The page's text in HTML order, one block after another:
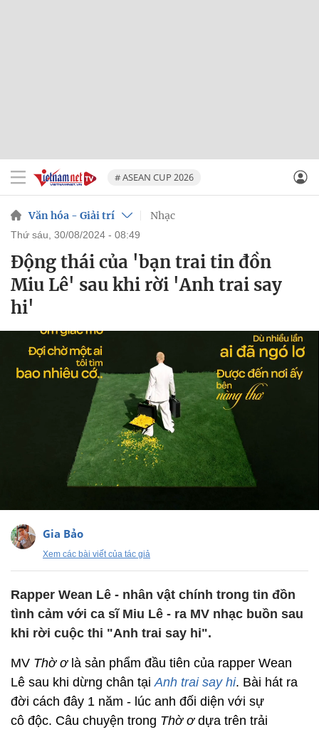
# ASEAN CUP 2026
Văn hóa - Giải trí Nhạc
thứ sáu, 30/08/2024 - 08:49
Động thái của 'bạn trai tin đồn
Miu Lê' sau khi rời 'Anh trai say
hi'
Gia Bảo
Xem các bài viết của tác giả
Rapper Wean Lê - nhân vật chính trong tin đồn
tình cảm với ca sĩ Miu Lê - ra MV nhạc buồn sau
khi rời cuộc thi "Anh trai say hi".
MV Thờ ơlà sản phẩm đầu tiên của rapper Wean
Lê sau khi dừng chân tạiAnh trai say hi. Bài hát ra
đời cách đây 1 năm - lúc anh đối diện với sự
cô độc. Câu chuyện trong Thờ ơdựa trên trải